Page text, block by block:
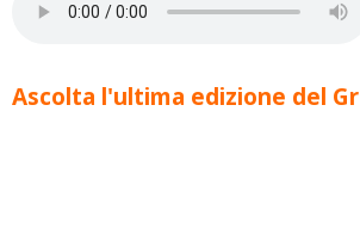
Ascolta l'ultima edizione del Gr